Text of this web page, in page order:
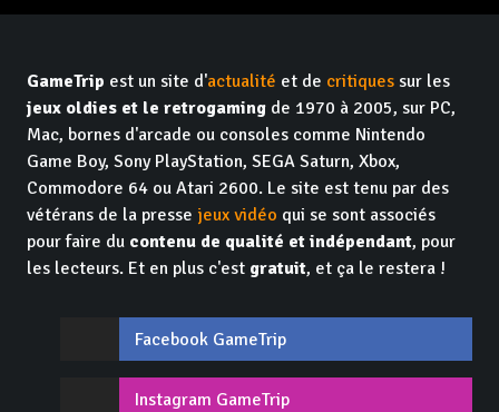
GameTrip est un site d'actualité et de critiques sur les
jeux oldies et le retrogaming de 1970 à 2005, sur PC,
Mac, bornes d'arcade ou consoles comme Nintendo
Game Boy, Sony PlayStation, SEGA Saturn, Xbox,
Commodore 64 ou Atari 2600. Le site est tenu par des
vétérans de la presse jeux vidéo qui se sont associés
pour faire du contenu de qualité et indépendant, pour
les lecteurs. Et en plus c'est gratuit, et ça le restera !
Facebook GameTrip
Instagram GameTrip